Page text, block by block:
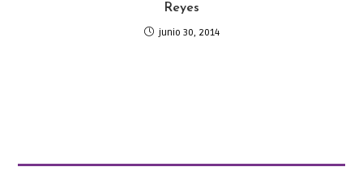
Reyes
junio 30, 2014